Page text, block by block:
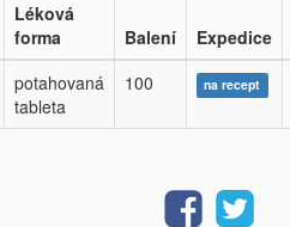
Léková
forma
Balení
Expedice
potahovaná
tableta
100 na recept